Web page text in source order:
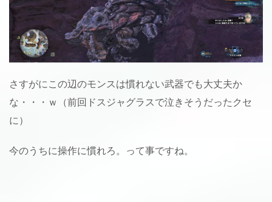
さすがにこの辺のモンスは慣れない武器でも大丈夫か
な・・・ｗ（前回ドスジャグラスで泣きそうだったクセ
に）
今のうちに操作に慣れろ。って事ですね。